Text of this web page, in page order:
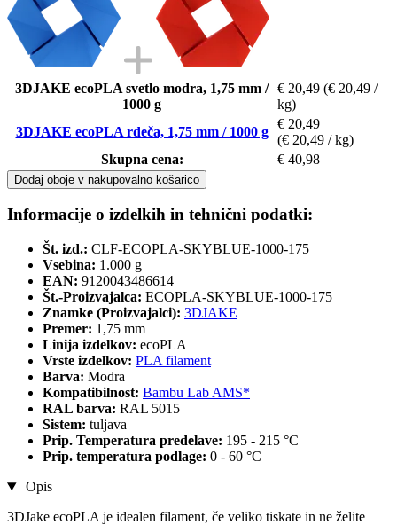
3DJAKE ecoPLA svetlo modra, 1,75 mm /
1000 g
€ 20,49 (€ 20,49 /
kg)
3DJAKE ecoPLA rdeča, 1,75 mm / 1000 g
€ 20,49
(€ 20,49 / kg)
Skupna cena:
€ 40,98
Dodaj oboje v nakupovalno košarico
Informacije o izdelkih in tehnični podatki:
Št. izd.: CLF-ECOPLA-SKYBLUE-1000-175
Vsebina: 1.000 g
EAN: 9120043486614
Št.-Proizvajalca: ECOPLA-SKYBLUE-1000-175
Znamke (Proizvajalci): 3DJAKE
Premer: 1,75 mm
Linija izdelkov: ecoPLA
Vrste izdelkov: PLA filament
Barva: Modra
Kompatibilnost: Bambu Lab AMS*
RAL barva: RAL 5015
Sistem: tuljava
Prip. Temperatura predelave: 195 - 215 °C
Prip. temperatura podlage: 0 - 60 °C
Opis
3DJake ecoPLA je idealen filament, če veliko tiskate in ne želite